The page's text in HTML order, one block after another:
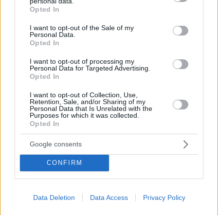
grant or deny consent to Google and its third-party tags to
use your data for below specified purposes in below Google
consent section.
Opted In
I want to opt-out of the Sale of my
Personal Data.
Opted In
I want to opt-out of processing my
Personal Data for Targeted Advertising.
Opted In
I want to opt-out of Collection, Use,
Retention, Sale, and/or Sharing of my
Personal Data that Is Unrelated with the
Purposes for which it was collected.
Opted In
Google consents
CONFIRM
Data Deletion Data Access Privacy Policy
στον παγετό συνιστούν οι μετεωρολόγοι
22.01.2024, 16:26